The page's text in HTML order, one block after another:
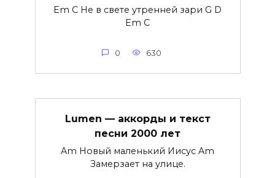
Em C Не в свете утренней зари G D
Em C
0 630
Lumen — аккорды и текст
песни 2000 лет
Am Новый маленький Иисус Am
Замерзает на улице.